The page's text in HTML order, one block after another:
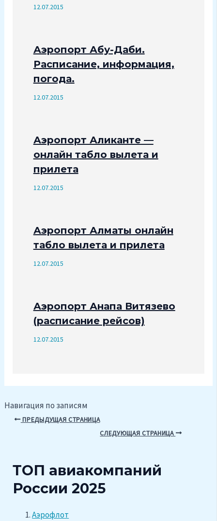
12.07.2015
Аэропорт Абу-Даби.
Расписание, информация,
погода.
12.07.2015
Аэропорт Аликанте —
онлайн табло вылета и
прилета
12.07.2015
Аэропорт Алматы онлайн
табло вылета и прилета
12.07.2015
Аэропорт Анапа Витязево
(расписание рейсов)
12.07.2015
Навигация по записям
ПРЕДЫДУЩАЯ СТРАНИЦА
СЛЕДУЮЩАЯ СТРАНИЦА
ТОП авиакомпаний
России 2025
Аэрофлот